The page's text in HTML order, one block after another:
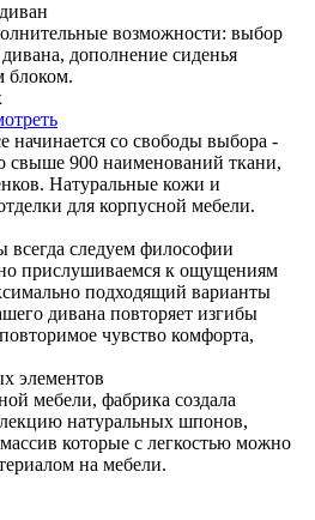
возможности: выбор
дополнение сиденья
блоком.
начинается со свободы выбора -
свыше 900 наименований ткани,
Натуральные кожи и
для корпусной мебели.
всегда следуем философии
прислушиваемся к ощущениям
подходящий варианты
дивана повторяет изгибы
чувство комфорта,
элементов
мебели, фабрика создала
натуральных шпонов,
которые с легкостью можно
на мебели.